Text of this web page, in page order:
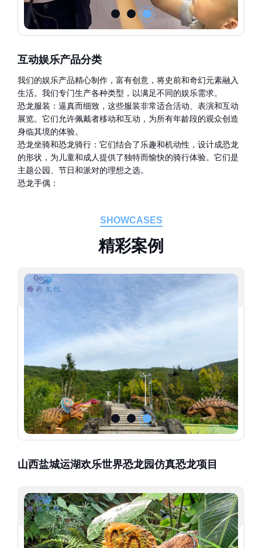
互动娱乐产品分类
我们的娱乐产品精心制作，富有创意，将史前和奇幻元素融入
生活。我们专门生产各种类型，以满足不同的娱乐需求。
恐龙服装：逼真而细致，这些服装非常适合活动、表演和互动
展览。它们允许佩戴者移动和互动，为所有年龄段的观众创造
身临其境的体验。
恐龙坐骑和恐龙骑行：它们结合了乐趣和机动性，设计成恐龙
的形状，为儿童和成人提供了独特而愉快的骑行体验。它们是
主题公园、节日和派对的理想之选。
恐龙手偶：
SHOWCASES
精彩案例
山西盐城运湖欢乐世界恐龙园仿真恐龙项目